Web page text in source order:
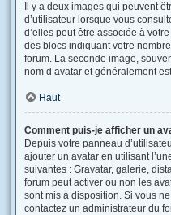
Il y a deux images qui peuvent
d’utilisateur lorsque vous
d’elles peut être associée à
des blocs indiquant votre
forum. La seconde image,
nom d’avatar et généralement
Haut
Comment puis-je afficher un
Depuis votre panneau
ajouter un avatar en utilisant
suivantes : Gravatar, galerie,
forum peut activer ou non les
sont mis à disposition. Si vous
contactez un administrateur du